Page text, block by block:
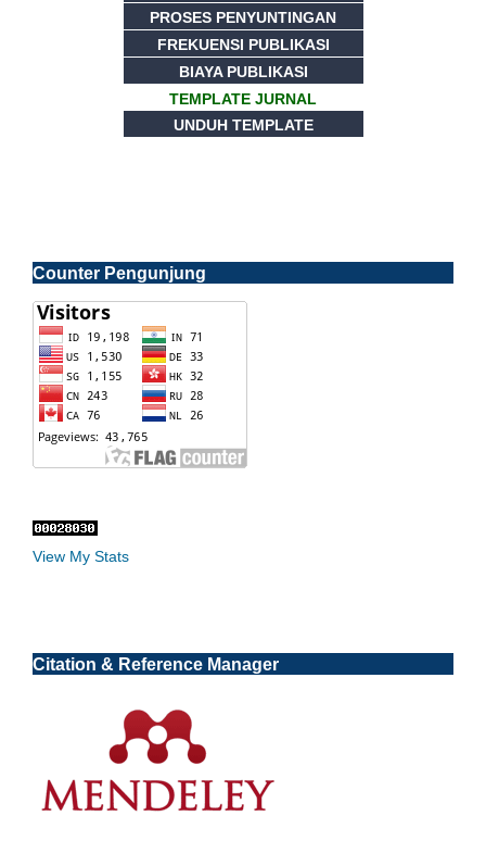
PROSES PENYUNTINGAN
FREKUENSI PUBLIKASI
BIAYA PUBLIKASI
TEMPLATE JURNAL
UNDUH TEMPLATE
Counter Pengunjung
View My Stats
Citation & Reference Manager